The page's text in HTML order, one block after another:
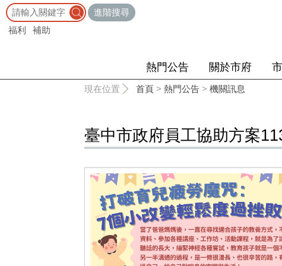
進階搜尋
福利
補助
熱門公告 關於市府
現在位置 首頁 > 熱門公告 > 機關訊息
臺中市政府員工協助方案